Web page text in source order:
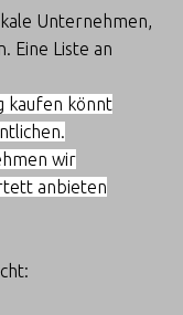
C
H
M
I
E
D
Ü
Unternehmen,
Eine Liste an
kaufen könnt
wir
anbieten